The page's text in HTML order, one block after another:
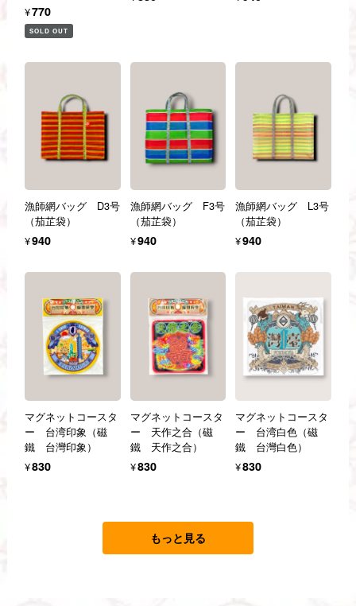
¥770
SOLD OUT
漁師網バッグ D3号
（茄芷袋）
¥940
漁師網バッグ F3号
（茄芷袋）
¥940
漁師網バッグ L3号
（茄芷袋）
¥940
マグネットコースタ
ー 台湾印象（磁
鐵 台灣印象）
¥830
マグネットコースタ
ー 天作之合（磁
鐵 天作之合）
¥830
マグネットコースタ
ー 台湾白色（磁
鐵 台灣白色）
¥830
もっと見る